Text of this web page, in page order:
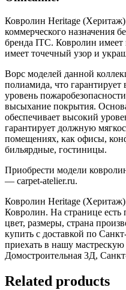
Ковролин Heritage
коммерческого назначения
бренда ITC. Ковролин имеет
имеет точечный узор и
Ворс моделей данной
полиамида, что
уровень
высыхание покрытия.
обеспечивает высокий
гарантирует должную
помещениях, как офисы,
бильярдные, гостиницы.
Приобрести модели
— carpet-atelier.ru.
Ковролин Heritage (Херитаж)
Ковролин. На странице есть
цвет, размеры, страна
купить с доставкой по
приехать в нашу
Домостроительная 3Д,
Related products